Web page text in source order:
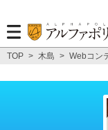
TOP > 木島 > Webコン